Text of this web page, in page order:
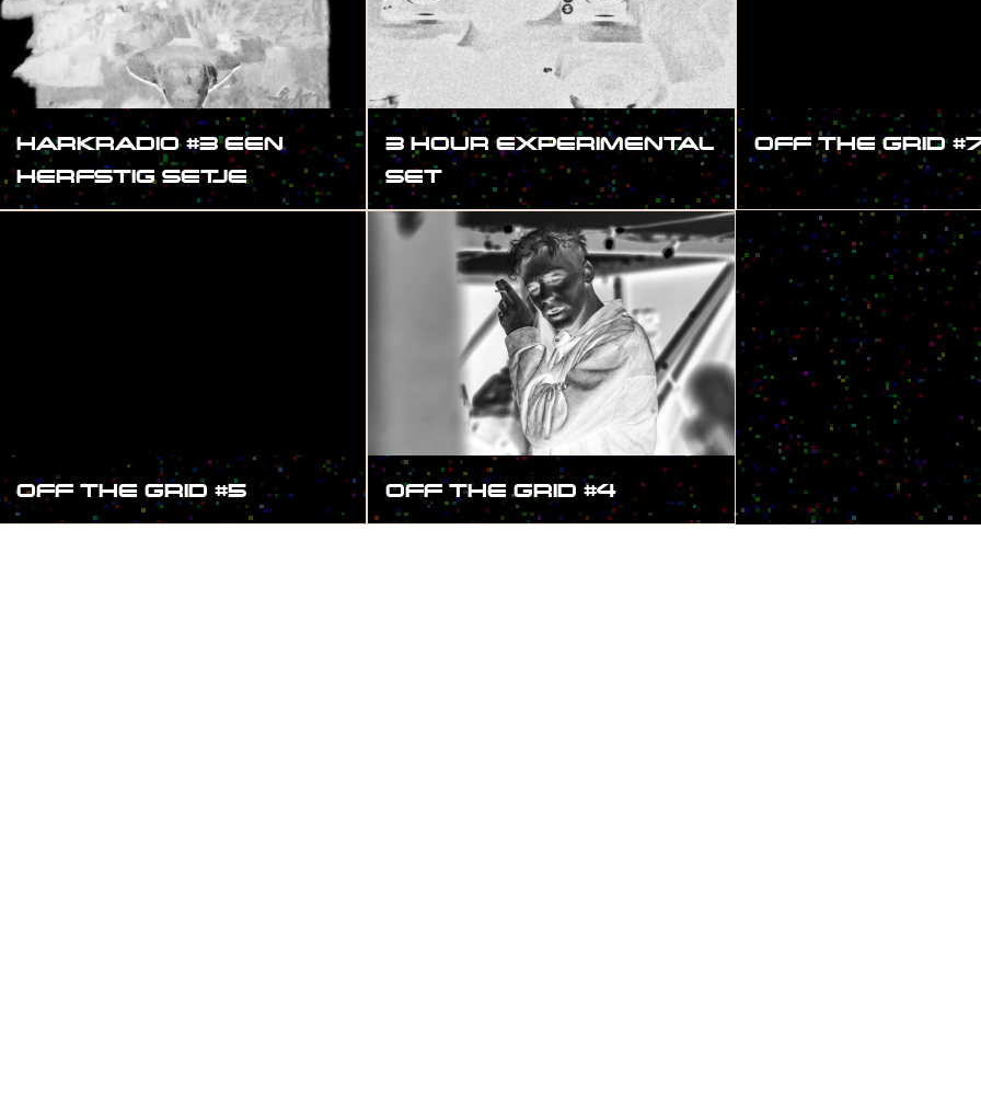
HARKRADIO #3 EEN
HERFSTIG SETJE
3 HOUR EXPERIMENTAL
SET
OFF THE GRID
OFF THE GRID #5 OFF THE GRID #4